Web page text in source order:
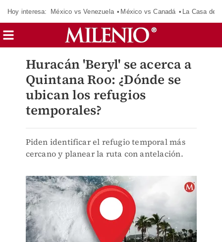
Hoy interesa: México vs Venezuela México vs Canadá La Casa de
Huracán 'Beryl' se acerca a
Quintana Roo: ¿Dónde se
ubican los refugios
temporales?
Piden identificar el refugio temporal más
cercano y planear la ruta con antelación.